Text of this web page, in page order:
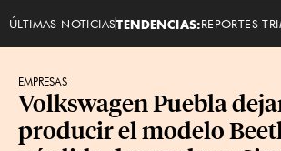
ÚLTIMAS NOTICIASTENDENCIAS:REPORTES
EMPRESAS
Volkswagen Puebla
producir el modelo